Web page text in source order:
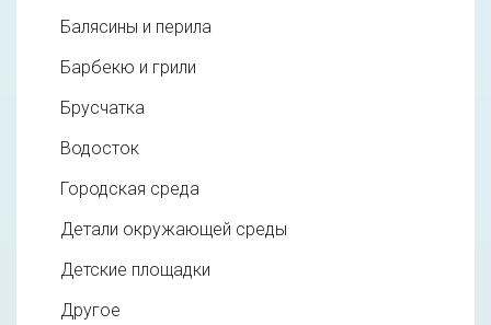
Балясины и перила
Барбекю и грили
Брусчатка
Водосток
Городская среда
Детали окружающей среды
Детские площадки
Другое